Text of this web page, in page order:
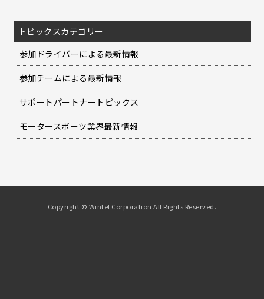
トピックスカテゴリー
参加ドライバーによる最新情報
参加チームによる最新情報
サポートパートナートピックス
モータースポーツ業界最新情報
Copyright © Wintel Corporation All Rights Reserved.